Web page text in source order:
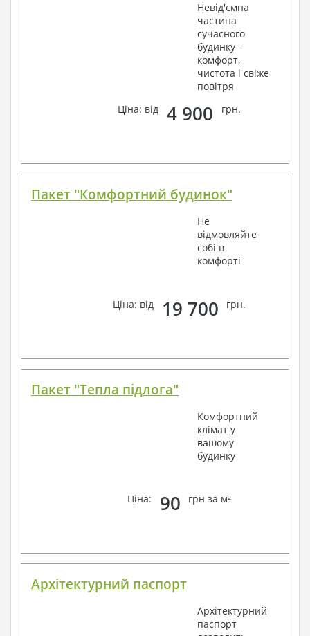
Невід'ємна
частина
сучасного
будинку -
комфорт,
чистота і свіже
повітря
Ціна: від
4 900 грн.
Пакет "Комфортний будинок"
Не
відмовляйте
собі в
комфорті
Ціна: від 19 700 грн.
Пакет "Тепла підлога"
Комфортний
клімат у
вашому
будинку
Ціна: 90 грн за м²
Архітектурний паспорт
Архітектурний
паспорт